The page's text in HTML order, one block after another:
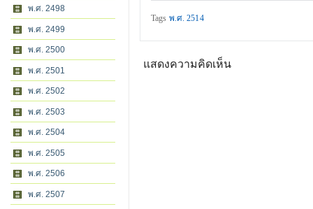
พ.ศ. 2498
พ.ศ. 2499
พ.ศ. 2500
พ.ศ. 2501
พ.ศ. 2502
พ.ศ. 2503
พ.ศ. 2504
พ.ศ. 2505
พ.ศ. 2506
พ.ศ. 2507
Tags พ.ศ. 2514
แสดงความคิดเห็น